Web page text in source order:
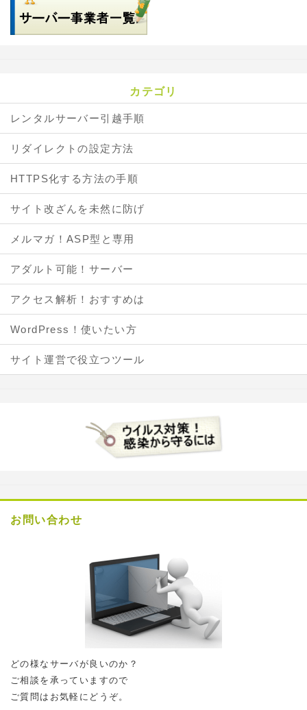
カテゴリ
レンタルサーバー引越手順
リダイレクトの設定方法
HTTPS化する方法の手順
サイト改ざんを未然に防げ
メルマガ！ASP型と専用
アダルト可能！サーバー
アクセス解析！おすすめは
WordPress！使いたい方
サイト運営で役立つツール
お問い合わせ
どの様なサーバが良いのか？
ご相談を承っていますので
ご質問はお気軽にどうぞ。